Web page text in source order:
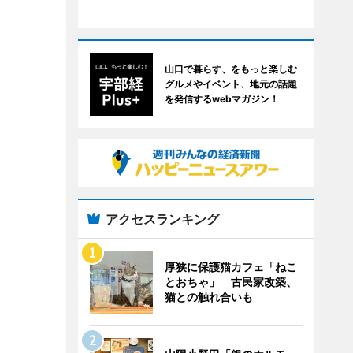
山口で暮らす、をもっと楽しむ
グルメやイベント、地元の話題
を発信するwebマガジン！
アクセスランキング
厚狭に保護猫カフェ「ねこ
とおちゃ」 古民家改築、
猫との触れ合いも